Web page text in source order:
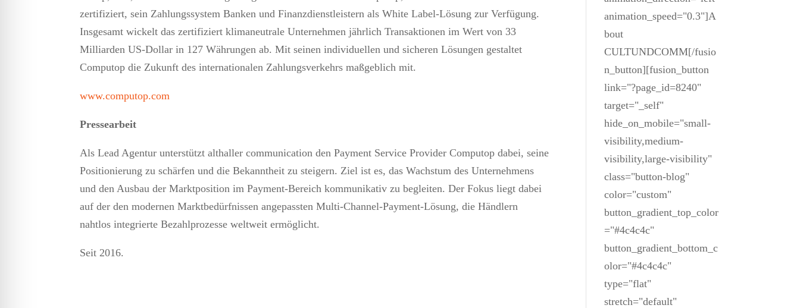
zertifiziert, sein Zahlungssystem Banken und Finanzdienstleistern als White Label-Lösung zur Verfügung.
Insgesamt wickelt das zertifiziert klimaneutrale Unternehmen jährlich Transaktionen im Wert von 33
Milliarden US-Dollar in 127 Währungen ab. Mit seinen individuellen und sicheren Lösungen gestaltet
Computop die Zukunft des internationalen Zahlungsverkehrs maßgeblich mit.
www.computop.com
Pressearbeit
Als Lead Agentur unterstützt althaller communication den Payment Service Provider Computop dabei, seine
Positionierung zu schärfen und die Bekanntheit zu steigern. Ziel ist es, das Wachstum des Unternehmens
und den Ausbau der Marktposition im Payment-Bereich kommunikativ zu begleiten. Der Fokus liegt dabei
auf der den modernen Marktbedürfnissen angepassten Multi-Channel-Payment-Lösung, die Händlern
nahtlos integrierte Bezahlprozesse weltweit ermöglicht.
Seit 2016.
animation_speed="0.3"]A
bout
CULTUNDCOMM[/fusio
n_button][fusion_button
link="?page_id=8240"
target="_self"
hide_on_mobile="small-
visibility,medium-
visibility,large-visibility"
class="button-blog"
color="custom"
button_gradient_top_color
="#4c4c4c"
button_gradient_bottom_c
olor="#4c4c4c"
type="flat"
stretch="default"